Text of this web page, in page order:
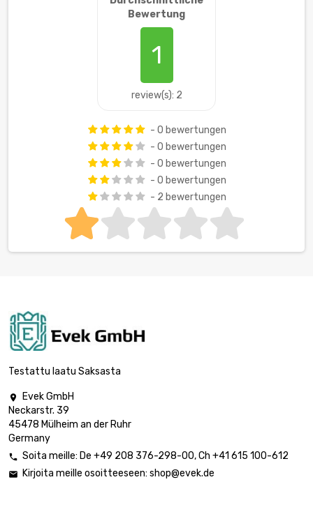
Bewertung
1
review(s): 2
- 0 bewertungen
- 0 bewertungen
- 0 bewertungen
- 0 bewertungen
- 2 bewertungen
Testattu laatu Saksasta

Evek GmbH
Neckarstr. 39
45478 Mülheim an der Ruhr
Germany
 Soita meille: De +49 208 376-298-00, Ch +41 615 100-612
 Kirjoita meille osoitteeseen: shop@evek.de